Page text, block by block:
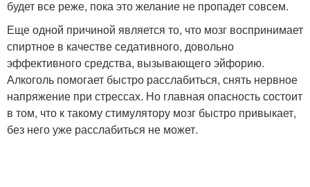
будет все реже, пока это желание не пропадет совсем.
Еще одной причиной является то, что мозг воспринимает
спиртное в качестве седативного, довольно
эффективного средства, вызывающего эйфорию.
Алкоголь помогает быстро расслабиться, снять нервное
напряжение при стрессах. Но главная опасность состоит
в том, что к такому стимулятору мозг быстро привыкает,
без него уже расслабиться не может.